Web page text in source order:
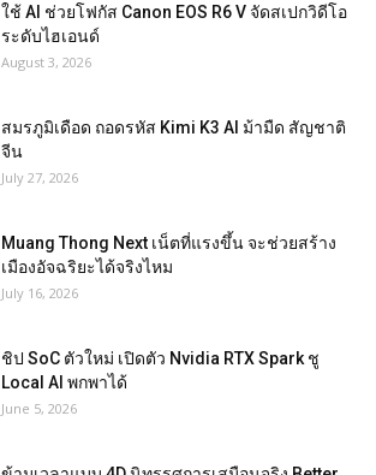
ใช้ AI ช่วยโฟกัส Canon EOS R6 V จัดสเปกวิดีโอ
ระดับไฮเอนด์
August 3, 2026
สมรภูมิเดือด ถอดรหัส Kimi K3 AI ม้ามืด สัญชาติ
จีน
July 27, 2026
Muang Thong Next เน็ตที่แรงขึ้น จะช่วยสร้าง
เมืองอัจฉริยะได้จริงไหม
July 16, 2026
ชิป SoC ตัวใหม่ เปิดตัว Nvidia RTX Spark ชู
Local AI พกพาได้
June 5, 2026